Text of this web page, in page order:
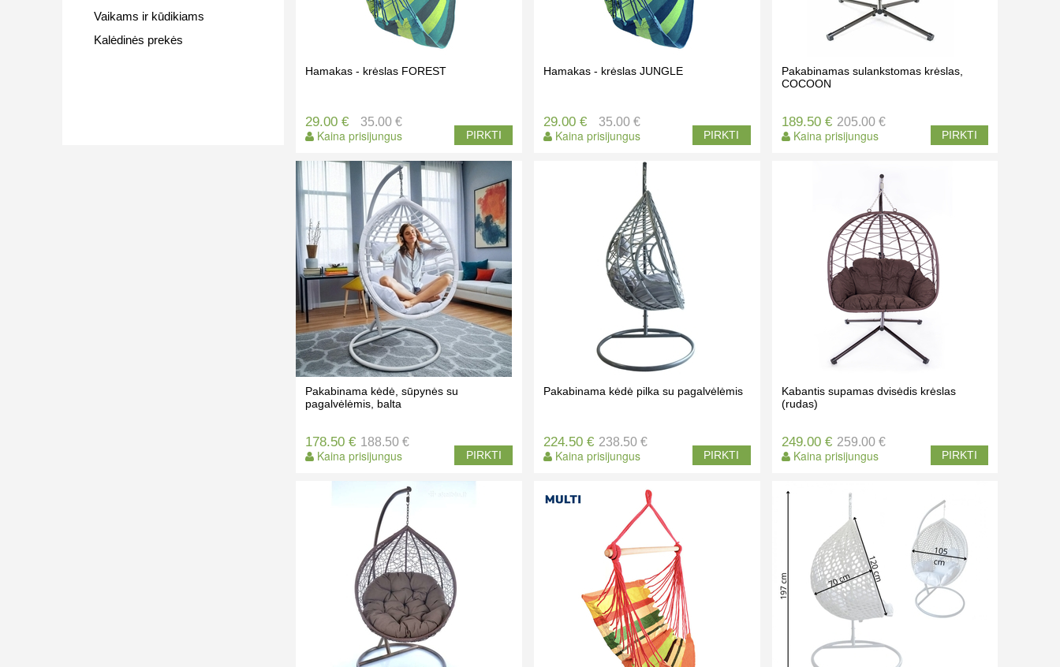
Vaikams ir kūdikiams
Kalėdinės prekės
Hamakas - krėslas FOREST
29.00 €
Kaina prisijungus
35.00 €
PIRKTI
Hamakas - krėslas JUNGLE
29.00 €
Kaina prisijungus
35.00 €
PIRKTI
Pakabinamas sulankstomas krėslas,
COCOON
189.50 €
Kaina prisijungus
205.00 €
PIRKTI
Pakabinama kėdė, sūpynės su
pagalvėlėmis, balta
178.50 €
Kaina prisijungus
188.50 €
PIRKTI
Pakabinama kėdė pilka su pagalvėlėmis
224.50 €
Kaina prisijungus
238.50 €
PIRKTI
Kabantis supamas dvisėdis krėslas
(rudas)
249.00 €
Kaina prisijungus
259.00 €
PIRKTI